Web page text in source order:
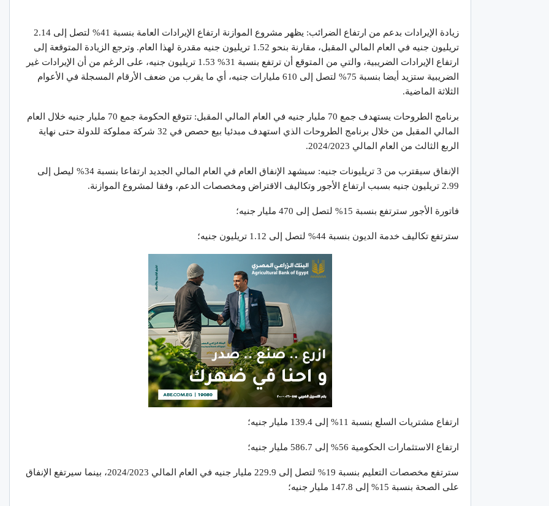
زيادة الإيرادات بدعم من ارتفاع الضرائب: يظهر مشروع الموازنة ارتفاع الإيرادات العامة بنسبة 41% لتصل إلى 2.14
تريليون جنيه في العام المالي المقبل، مقارنة بنحو 1.52 تريليون جنيه مقدرة لهذا العام. وترجع الزيادة المتوقعة إلى
ارتفاع الإيرادات الضريبية، والتي من المتوقع أن ترتفع بنسبة 31% 1.53 تريليون جنيه، على الرغم من أن الإيرادات غير
الضريبية ستزيد أيضا بنسبة 75% لتصل إلى 610 مليارات جنيه، أي ما يقرب من ضعف الأرقام المسجلة في الأعوام
الثلاثة الماضية.
برنامج الطروحات يستهدف جمع 70 مليار جنيه في العام المالي المقبل: تتوقع الحكومة جمع 70 مليار جنيه خلال العام
المالي المقبل من خلال برنامج الطروحات الذي استهدف مبدئيا بيع حصص في 32 شركة مملوكة للدولة حتى نهاية
الربع الثالث من العام المالي 2024/2023.
الإنفاق سيقترب من 3 تريليونات جنيه: سيشهد الإنفاق العام في العام المالي الجديد ارتفاعا بنسبة 34% ليصل إلى
2.99 تريليون جنيه بسبب ارتفاع الأجور وتكاليف الاقتراض ومخصصات الدعم، وفقا لمشروع الموازنة.
فاتورة الأجور سترتفع بنسبة 15% لتصل إلى 470 مليار جنيه؛
سترتفع تكاليف خدمة الديون بنسبة 44% لتصل إلى 1.12 تريليون جنيه؛
ارتفاع مشتريات السلع بنسبة 11% إلى 139.4 مليار جنيه؛
ارتفاع الاستثمارات الحكومية 56% إلى 586.7 مليار جنيه؛
سترتفع مخصصات التعليم بنسبة 19% لتصل إلى 229.9 مليار جنيه في العام المالي 2024/2023، بينما سيرتفع الإنفاق
على الصحة بنسبة 15% إلى 147.8 مليار جنيه؛